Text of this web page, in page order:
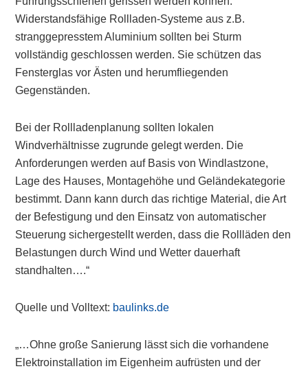
Widerstandsfähige Rollladen-Systeme aus z.B.
stranggepresstem Aluminium sollten bei Sturm
vollständig geschlossen werden. Sie schützen das
Fensterglas vor Ästen und herumfliegenden
Gegenständen.
Bei der Rollladenplanung sollten lokalen
Windverhältnisse zugrunde gelegt werden. Die
Anforderungen werden auf Basis von Windlastzone,
Lage des Hauses, Montagehöhe und Geländekategorie
bestimmt. Dann kann durch das richtige Material, die Art
der Befestigung und den Einsatz von automatischer
Steuerung sichergestellt werden, dass die Rollläden den
Belastungen durch Wind und Wetter dauerhaft
standhalten….“
Quelle und Volltext: baulinks.de
„…Ohne große Sanierung lässt sich die vorhandene
Elektroinstallation im Eigenheim aufrüsten und der